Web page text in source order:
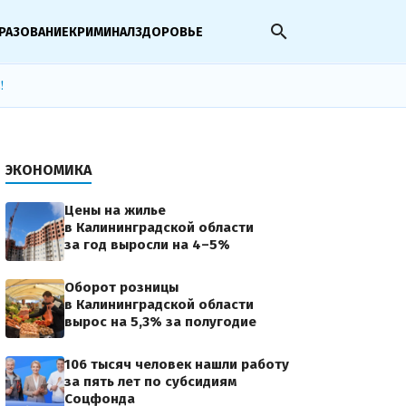
КРИМИНАЛЗДОРОВЬЕ search
ЭКОНОМИКА
Цены на жилье
в Калининградской области
за год выросли на 4–5%
Оборот розницы
в Калининградской области
вырос на 5,3% за полугодие
106 тысяч человек нашли работу
за пять лет по субсидиям
Соцфонда